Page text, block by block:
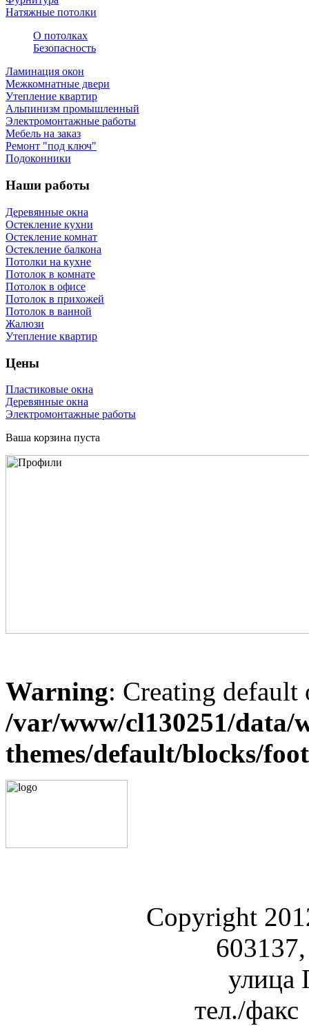
Натяжные потолки
О потолках
Безопасность
Ламинация окон
Межкомнатные двери
Утепление квартир
Альпинизм промышленный
Электромонтажные работы
Мебель на заказ
Ремонт "под ключ"
Подоконники
Наши работы
Деревянные окна
Остекление кухни
Остекление комнат
Остекление балкона
Потолки на кухне
Потолок в комнате
Потолок в офисе
Потолок в прихожей
Потолок в ванной
Жалюзи
Утепление квартир
Цены
Пластиковые окна
Деревянные окна
Электромонтажные работы
Ваша корзина пуста
Warning: Creating
/var/www/cl130251/data/
themes/default/blocks/
Copyright
улица
тел./